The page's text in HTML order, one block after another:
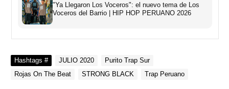
"Ya Llegaron Los Voceros": el nuevo tema de Los
Voceros del Barrio | HIP HOP PERUANO 2026
Hashtags # JULIO 2020
Purito Trap Sur
Rojas On The Beat
STRONG BLACK Trap Peruano